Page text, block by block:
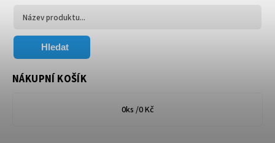
Hledat
NÁKUPNÍ KOŠÍK
0ks /0 Kč